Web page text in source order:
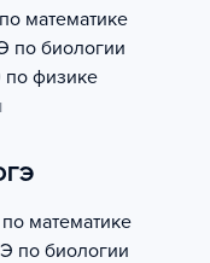
математике
по биологии
по физике
математике
по биологии